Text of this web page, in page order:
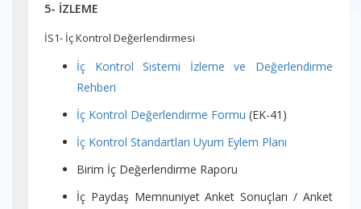
5- İZLEME
İS1- İç Kontrol Değerlendirmesi
İç Kontrol Sistemi İzleme ve Değerlendirme
Rehberi
İç Kontrol Değerlendirme Formu (EK-41)
İç Kontrol Standartları Uyum Eylem Planı
Birim İç Değerlendirme Raporu
İç Paydaş Memnuniyet Anket Sonuçları / Anket